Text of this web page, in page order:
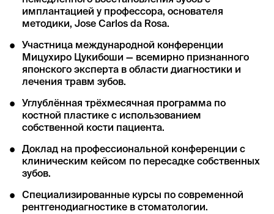
имплантацией у профессора, основателя
методики, Jose Carlos da Rosa.
Участница международной конференции
Мицухиро Цукибоши — всемирно признанного
японского эксперта в области диагностики и
лечения травм зубов.
Углублённая трёхмесячная программа по
костной пластике с использованием
собственной кости пациента.
Доклад на профессиональной конференции с
клиническим кейсом по пересадке собственных
зубов.
Специализированные курсы по современной
рентгенодиагностике в стоматологии.